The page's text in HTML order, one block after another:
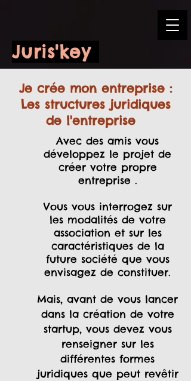
Juris'key
Je crée mon entreprise :
Les structures juridiques
de l'entreprise
Avec des amis vous
développez le projet de
créer votre propre
entreprise .
Vous vous interrogez sur
les modalités de votre
association et sur les
caractéristiques de la
future société que vous
envisagez de constituer.
Mais, avant de vous lancer
dans la création de votre
startup, vous devez vous
renseigner sur les
différentes formes
juridiques que peut revêtir